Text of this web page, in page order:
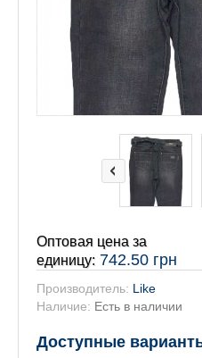
Оптовая цена за
единицу: 742.50 грн
Производитель: Like
Наличие: Есть в наличии
Доступные